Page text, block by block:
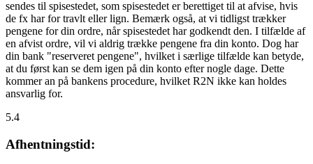
sendes til spisestedet, som spisestedet er berettiget til at afvise, hvis
de fx har for travlt eller lign. Bemærk også, at vi tidligst trækker
pengene for din ordre, når spisestedet har godkendt den. I tilfælde af
en afvist ordre, vil vi aldrig trække pengene fra din konto. Dog har
din bank "reserveret pengene", hvilket i særlige tilfælde kan betyde,
at du først kan se dem igen på din konto efter nogle dage. Dette
kommer an på bankens procedure, hvilket R2N ikke kan holdes
ansvarlig for.
5.4
Afhentningstid: